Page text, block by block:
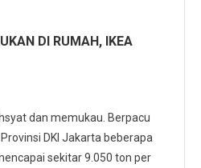
DI RUMAH, IKEA
dan memukau. Berpacu
DKI Jakarta beberapa
sekitar 9.050 ton per